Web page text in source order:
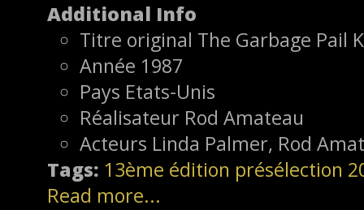
Additional Info
Titre original The Garbage Pail
Année 1987
Pays Etats-Unis
Réalisateur Rod Amateau
Acteurs Linda Palmer, Rod
Tags: 13ème édition présélection
Read more...